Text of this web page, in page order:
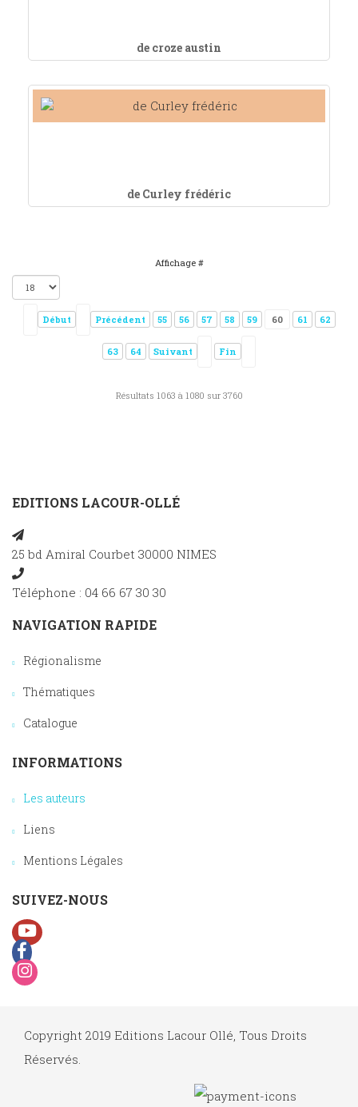
de croze austin
de Curley frédéric
Affichage #
Début Précédent 55 56 57 58 59 60 61 62
63 64 Suivant Fin
Résultats 1063 à 1080 sur 3760
EDITIONS LACOUR-OLLÉ
25 bd Amiral Courbet 30000 NIMES
Téléphone : 04 66 67 30 30
NAVIGATION RAPIDE
Régionalisme
Thématiques
Catalogue
INFORMATIONS
Les auteurs
Liens
Mentions Légales
SUIVEZ-NOUS
Copyright 2019 Editions Lacour Ollé, Tous Droits
Réservés.